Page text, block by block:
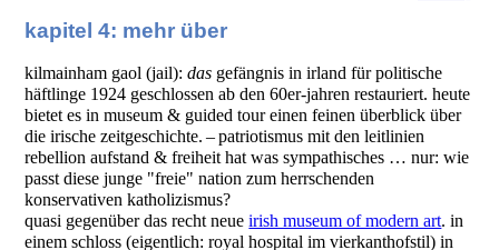
kapitel 4: mehr über
kilmainham gaol (jail):das gefängnis in irland für politische
häftlinge 1924 geschlossen ab den 60er-jahren restauriert. heute
bietet es in museum & guided tour einen feinen überblick über
die irische zeitgeschichte. – patriotismus mit den leitlinien
rebellion aufstand & freiheit hat was sympathisches … nur: wie
passt diese junge "freie" nation zum herrschenden
konservativen katholizismus?
quasi gegenüber das recht neueirish museum of modern art. in
einem schloss (eigentlich: royal hospital im vierkanthofstil) in